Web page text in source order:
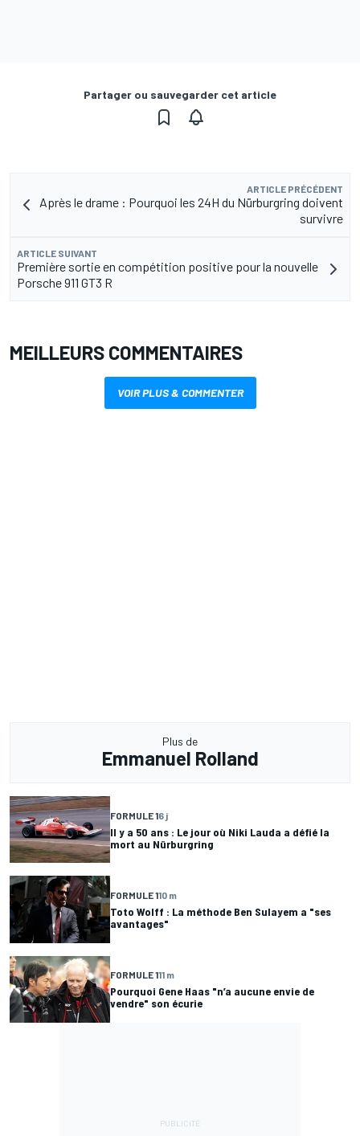
Partager ou sauvegarder cet article
ARTICLE PRÉCÉDENT
Après le drame : Pourquoi les 24H du Nürburgring doivent
survivre
ARTICLE SUIVANT
Première sortie en compétition positive pour la nouvelle
Porsche 911 GT3 R
MEILLEURS COMMENTAIRES
VOIR PLUS & COMMENTER
Plus de
Emmanuel Rolland
FORMULE 16 j
Il y a 50 ans : Le jour où Niki Lauda a défié la
mort au Nürburgring
FORMULE 110 m
Toto Wolff : La méthode Ben Sulayem a "ses
avantages"
FORMULE 111 m
Pourquoi Gene Haas "n’a aucune envie de
vendre" son écurie